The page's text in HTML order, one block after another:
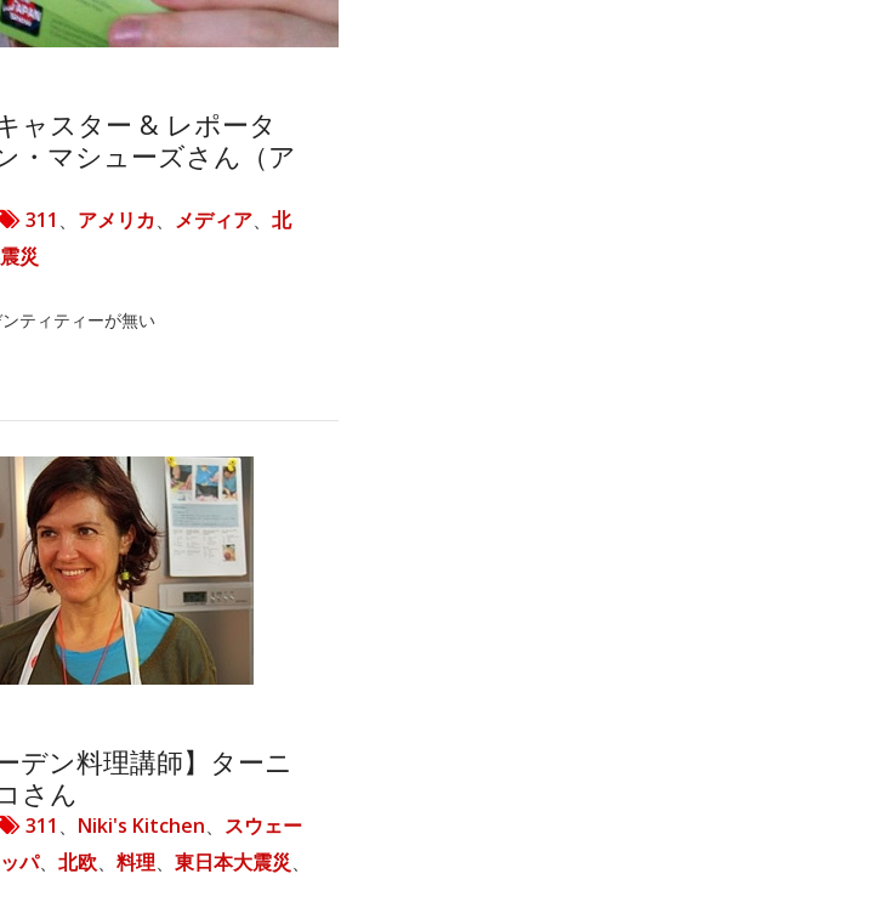
ャスター & レポータ
・マシューズさん（ア
311 、 アメリカ、 メディア、北
災
ティティーが無い
デン料理講師】ターニ
さん
311 、 Niki's Kitchen、 スウェー
パ、北欧、料理、東日本大震災、